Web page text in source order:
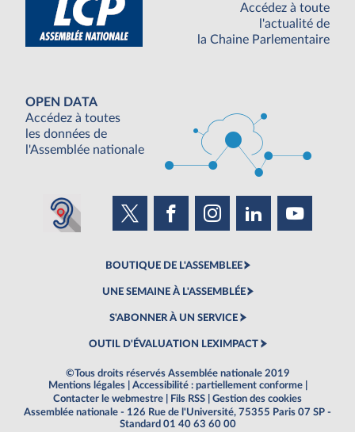
Accédez à toute
l'actualité de
la Chaine Parlementaire
OPEN DATA
Accédez à toutes
les données de
l'Assemblée nationale
BOUTIQUE DE L'ASSEMBLEE
UNE SEMAINE À L'ASSEMBLÉE
S'ABONNER À UN SERVICE
OUTIL D'ÉVALUATION LEXIMPACT
©Tous droits réservés Assemblée nationale 2019
Mentions légales
Accessibilité : partiellement conforme
Contacter le webmestre
Fils RSS
Gestion des cookies
Assemblée nationale - 126 Rue de l'Université, 75355 Paris 07 SP -
Standard 01 40 63 60 00